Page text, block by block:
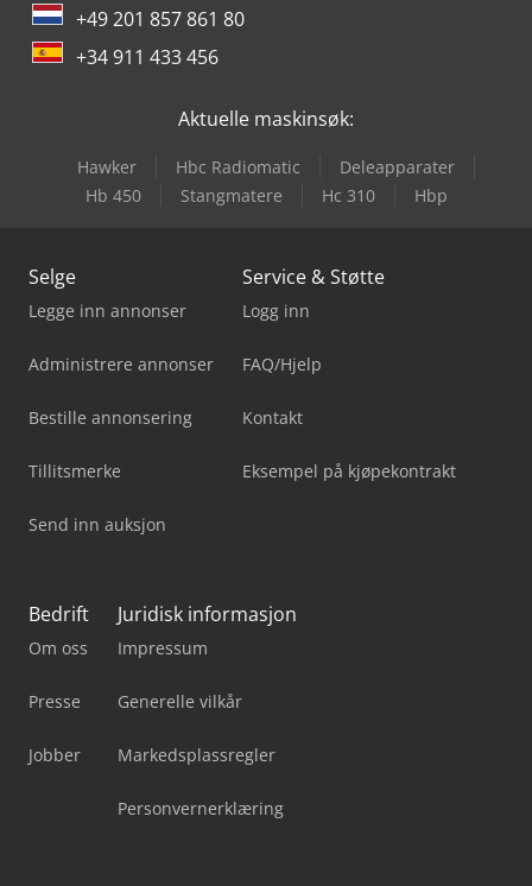
+49 201 857 861 80
+34 911 433 456
Aktuelle maskinsøk:
Hawker Hbc Radiomatic
Deleapparater
Hb 450
Stangmatere Hc 310 Hbp
Selge
Legge inn annonser
Administrere annonser
Bestille annonsering
Tillitsmerke
Send inn auksjon
Service & Støtte
Logg inn
FAQ/Hjelp
Kontakt
Eksempel på kjøpekontrakt
Bedrift
Om oss
Presse
Jobber
Juridisk informasjon
Impressum
Generelle vilkår
Markedsplassregler
Personvernerklæring